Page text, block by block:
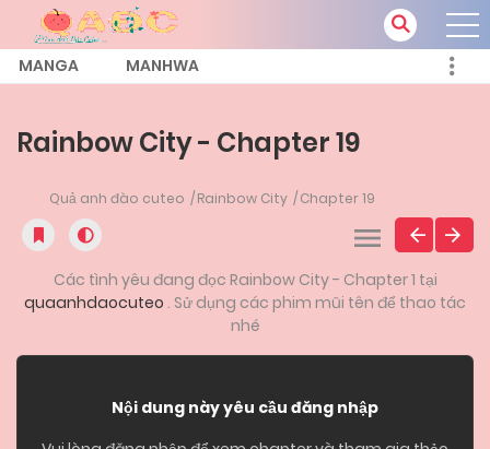
MANGA MANHWA
Rainbow City - Chapter 19
Quả anh đào cuteo Rainbow City Chapter 19
Các tình yêu đang đọc Rainbow City - Chapter 1 tại
quaanhdaocuteo . Sử dụng các phim mũi tên để thao tác
nhé
Nội dung này yêu cầu đăng nhập